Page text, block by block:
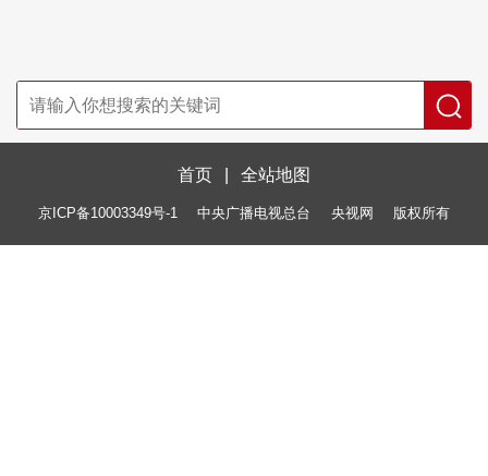
首页 全站地图
京ICP备10003349号-1 中央广播电视总台 央视网 版权所有